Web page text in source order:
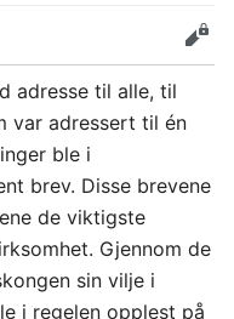
Rediger
adresse til alle, til
var adressert til én
ble i
brev. Disse brevene
de viktigste
Gjennom de
sin vilje i
i regelen opplest på